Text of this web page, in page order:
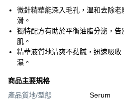
微針精華能深入毛孔，溫和去除
滑。
獨特配方有助於平衡油脂分泌，
肌。
精華液質地清爽不黏膩，迅速吸
濕。
商品主要規格
產品質地/型態
Serum